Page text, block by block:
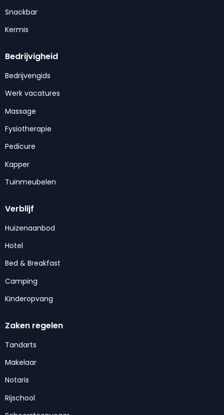
Snackbar
Kermis
Bedrijvigheid
Bedrijvengids
Werk vacatures
Massage
Fysiotherapie
Pedicure
Kapper
Tuinmeubelen
Verblijf
Huizenaanbod
Hotel
Bed & Breakfast
Camping
Kinderopvang
Zaken regelen
Tandarts
Makelaar
Notaris
Rijschool